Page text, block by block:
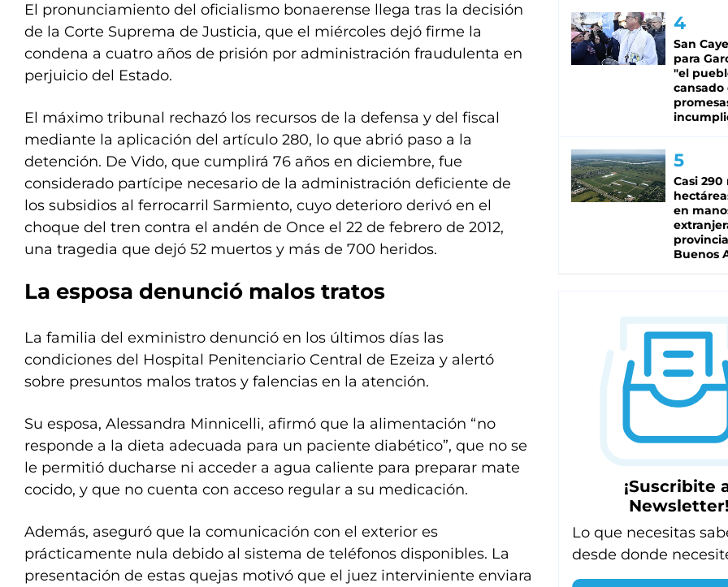
El pronunciamiento del oficialismo bonaerense llega tras la decisión
de la Corte Suprema de Justicia, que el miércoles dejó firme la
condena a cuatro años de prisión por administración fraudulenta en
perjuicio del Estado.
El máximo tribunal rechazó los recursos de la defensa y del fiscal
mediante la aplicación del artículo 280, lo que abrió paso a la
detención. De Vido, que cumplirá 76 años en diciembre, fue
considerado partícipe necesario de la administración deficiente de
los subsidios al ferrocarril Sarmiento, cuyo deterioro derivó en el
choque del tren contra el andén de Once el 22 de febrero de 2012,
una tragedia que dejó 52 muertos y más de 700 heridos.
La esposa denunció malos tratos
La familia del exministro denunció en los últimos días las
condiciones del Hospital Penitenciario Central de Ezeiza y alertó
sobre presuntos malos tratos y falencias en la atención.
Su esposa, Alessandra Minnicelli, afirmó que la alimentación “no
responde a la dieta adecuada para un paciente diabético”, que no se
le permitió ducharse ni acceder a agua caliente para preparar mate
cocido, y que no cuenta con acceso regular a su medicación.
Además, aseguró que la comunicación con el exterior es
prácticamente nula debido al sistema de teléfonos disponibles. La
presentación de estas quejas motivó que el juez interviniente enviara
San
para
"el
cansado
Casi 290
en
Buenos
¡Suscribite
Newsletter!
Lo que necesitas
desde donde